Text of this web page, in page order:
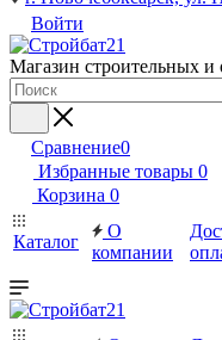
Войти
Магазин строительных и
Сравнение0
Избранные товары 0
Корзина 0
Каталог
О
компании